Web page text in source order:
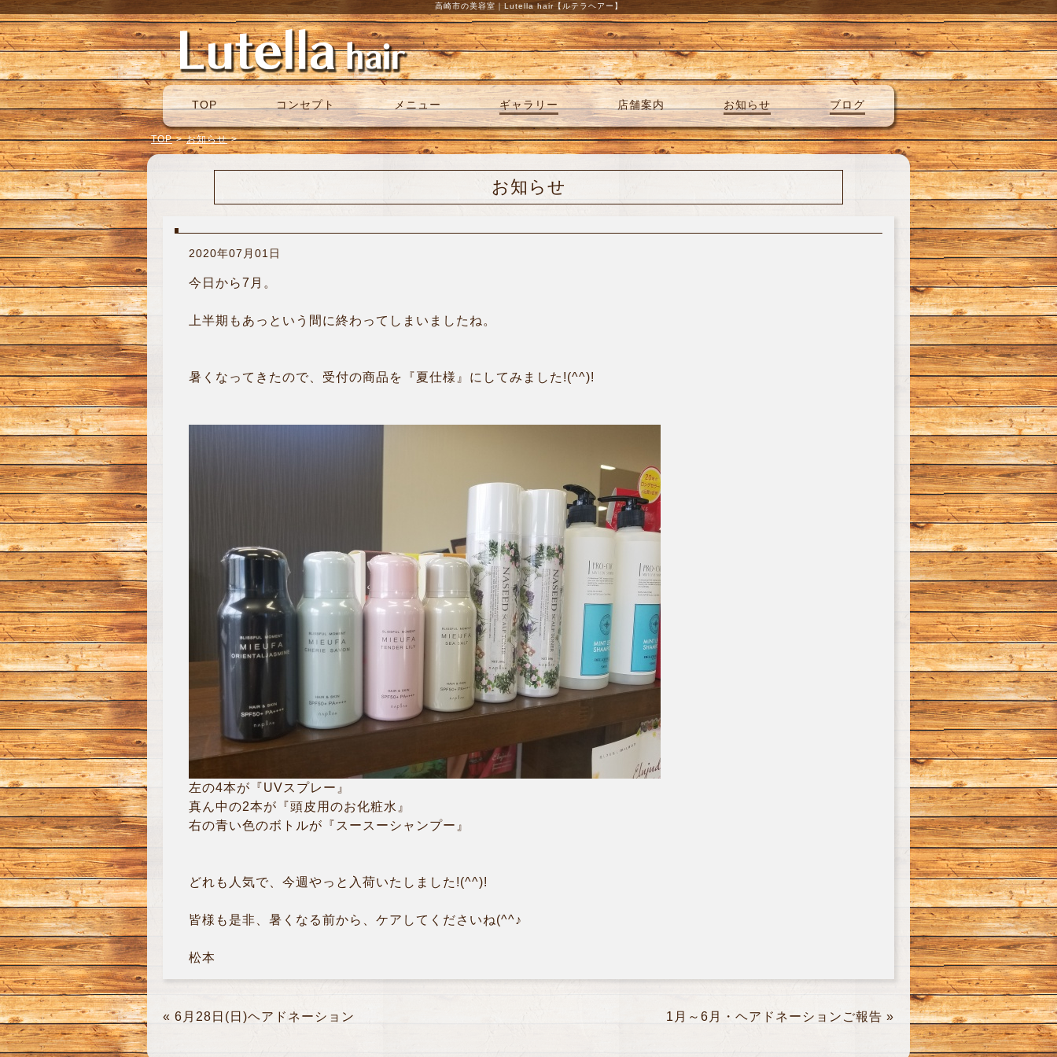
高崎市の美容室｜Lutella hair【ルテラヘアー】
TOP コンセプト メニュー ギャラリー 店舗案内 お知らせ ブログ
TOP > お知らせ >
お知らせ
2020年07月01日
今日から7月。
上半期もあっという間に終わってしまいましたね。
暑くなってきたので、受付の商品を『夏仕様』にしてみました!(^^)!
左の4本が『UVスプレー』
真ん中の2本が『頭皮用のお化粧水』
右の青い色のボトルが『スースーシャンプー』
どれも人気で、今週やっと入荷いたしました!(^^)!
皆様も是非、暑くなる前から、ケアしてくださいね(^^♪
松本
« 6月28日(日)ヘアドネーション 1月～6月・ヘアドネーションご報告 »